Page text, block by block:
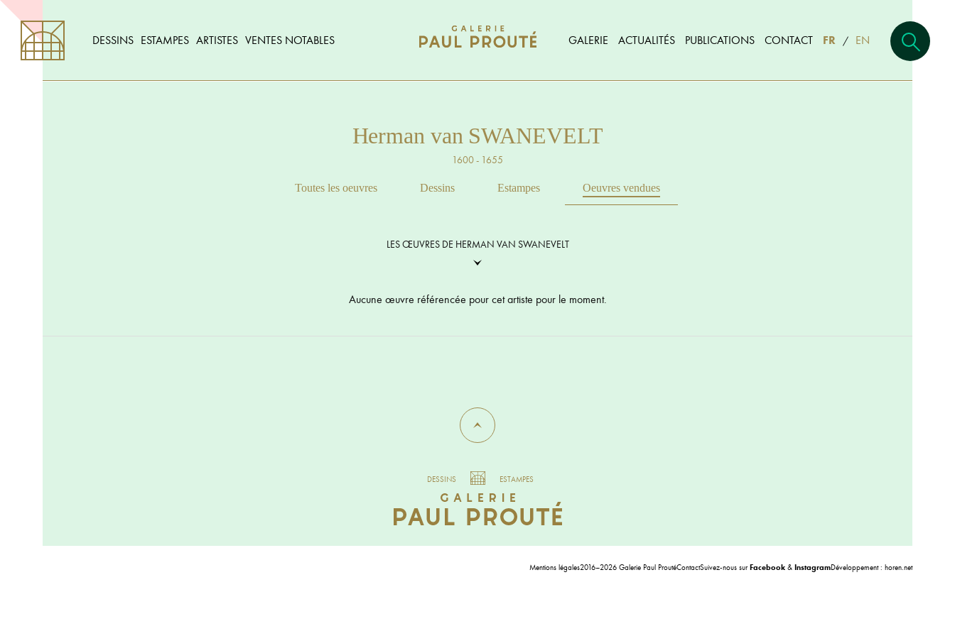
DESSINS ESTAMPES ARTISTES VENTES NOTABLES GALERIE ACTUALITÉS PUBLICATIONS CONTACT FR / EN
Herman van SWANEVELT
1600 - 1655
Toutes les oeuvres Dessins Estampes Oeuvres vendues
LES ŒUVRES DE HERMAN VAN SWANEVELT
Aucune œuvre référencée pour cet artiste pour le moment.
DESSINS ESTAMPES
Mentions légales2016–2026 Galerie Paul ProutéContactSuivez-nous surFacebook & InstagramDéveloppement : horen.net